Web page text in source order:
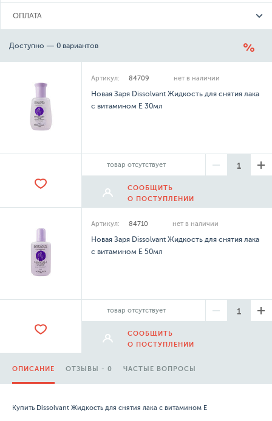
ОПЛАТА
Доступно — 0 вариантов
Артикул: 84709 нет в наличии
Новая Заря Dissolvant Жидкость для снятия лака
с витамином E 30мл
товар отсутствует
СООБЩИТЬ
О ПОСТУПЛЕНИИ
Артикул: 84710 нет в наличии
Новая Заря Dissolvant Жидкость для снятия лака
с витамином E 50мл
товар отсутствует
СООБЩИТЬ
О ПОСТУПЛЕНИИ
ОПИСАНИЕ ОТЗЫВЫ - 0 ЧАСТЫЕ ВОПРОСЫ
Купить Dissolvant Жидкость для снятия лака с витамином E